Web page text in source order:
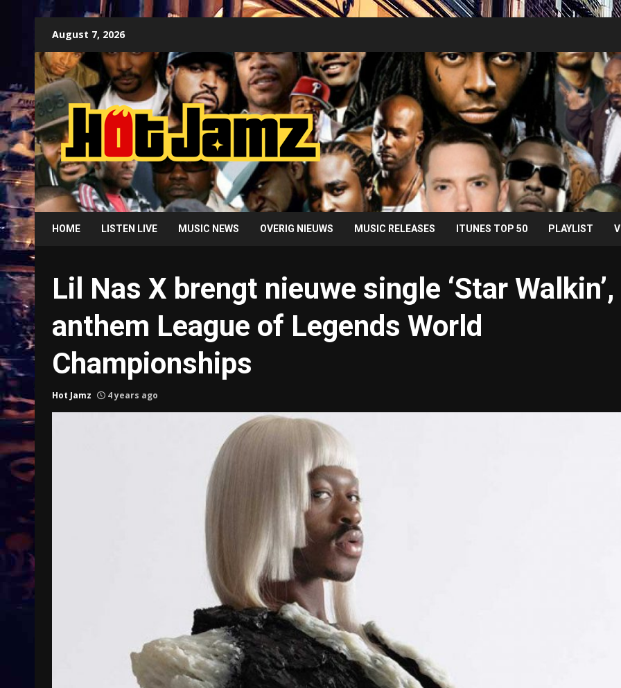
content
August 7, 2026
HOME LISTEN LIVE MUSIC NEWS OVERIG NIEUWS MUSIC RELEASES ITUNES TOP 50 PLAYLIST
Lil Nas X brengt nieuwe single ‘Star Walkin’,
anthem League of Legends World
Championships
Hot Jamz 4 years agoTreinkaartjes worden duurder,
abonnementen verdwijnen
Kelce